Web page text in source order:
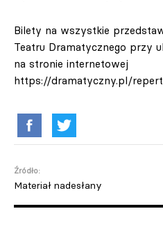
Bilety na wszystkie
Teatru Dramatycznego przy
na stronie internetowej
https://dramatyczny.pl/
Źródło:
Materiał nadesłany